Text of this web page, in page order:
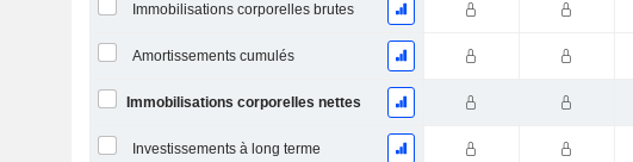
Immobilisations corporelles brutes
Amortissements cumulés
Immobilisations corporelles nettes
Investissements à long terme